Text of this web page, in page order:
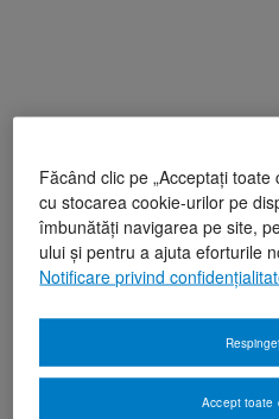
Făcând clic pe „Acceptați
cu stocarea cookie-urilor pe
îmbunătăți navigarea pe site,
ului și pentru a ajuta eforturile
Notificare privind
Accept toate